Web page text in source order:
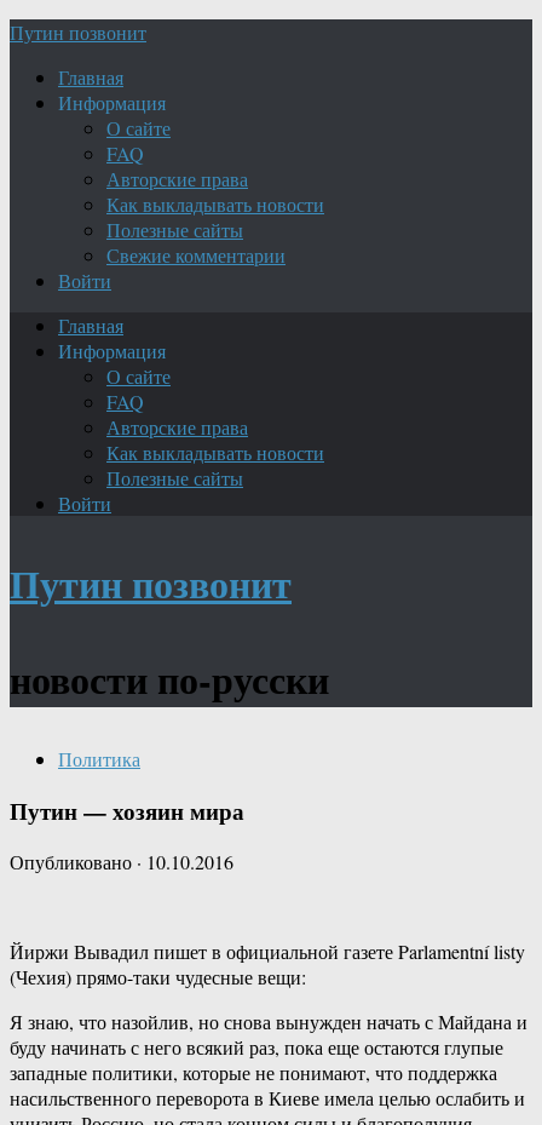
Путин позвонит
Главная
Информация
О сайте
FAQ
Авторские права
Как выкладывать новости
Полезные сайты
Свежие комментарии
Войти
Главная
Информация
О сайте
FAQ
Авторские права
Как выкладывать новости
Полезные сайты
Войти
Путин позвонит
новости по-русски
Политика
Путин — хозяин мира
Опубликовано · 10.10.2016
Йиржи Вывадил пишет в официальной газете Parlamentní listy
(Чехия) прямо-таки чудесные вещи:
Я знаю, что назойлив, но снова вынужден начать с Майдана и
буду начинать с него всякий раз, пока еще остаются глупые
западные политики, которые не понимают, что поддержка
насильственного переворота в Киеве имела целью ослабить и